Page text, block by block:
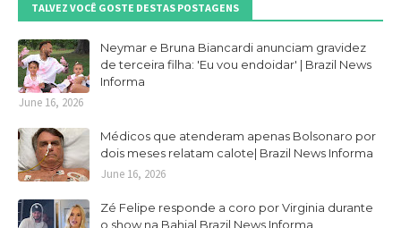
TALVEZ VOCÊ GOSTE DESTAS POSTAGENS
Neymar e Bruna Biancardi anunciam gravidez
de terceira filha: 'Eu vou endoidar' | Brazil News
Informa
June 16, 2026
Médicos que atenderam apenas Bolsonaro por
dois meses relatam calote| Brazil News Informa
June 16, 2026
Zé Felipe responde a coro por Virginia durante
o show na Bahia| Brazil News Informa